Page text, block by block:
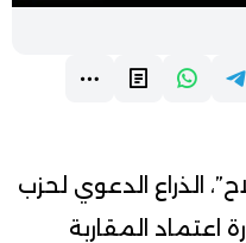
الذراع الدعوي لحزب
اعتماد المقاربة